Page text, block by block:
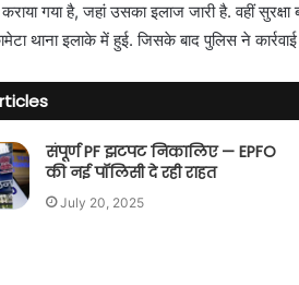
कराया गया है, जहां उसका इलाज जारी है. वहीं
थाना इलाके में हुई. जिसके बाद पुलिस ने
संपूर्ण PF झटपट निकालिए — EPFO
की नई पॉलिसी दे रही राहत
July 20, 2025